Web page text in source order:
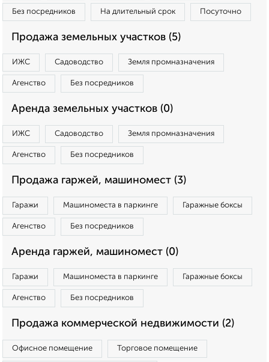
Без посредников На длительный срок Посуточно
Продажа земельных участков (5)
ИЖС Садоводство Земля промназначения
Агенство Без посредников
Аренда земельных участков (0)
ИЖС Садоводство Земля промназначения
Агенство Без посредников
Продажа гаржей, машиномест (3)
Гаражи Машиноместа в паркинге Гаражные боксы
Агенство Без посредников
Аренда гаржей, машиномест (0)
Гаражи Машиноместа в паркинге Гаражные боксы
Агенство Без посредников
Продажа коммерческой недвижимости (2)
Офисное помещение Торговое помещение